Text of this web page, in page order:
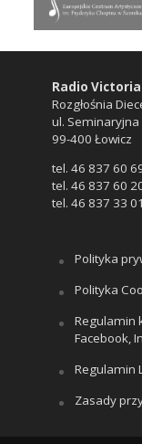
Radio Victoria
Rozgłośnia
ul. Seminaryjna
99-400 Łowicz
tel. 46 837 60
tel. 46 837 60
tel. 46 837 33
Polityka
Polityka
Regulamin
Facebook,
Regulamin
Zasady